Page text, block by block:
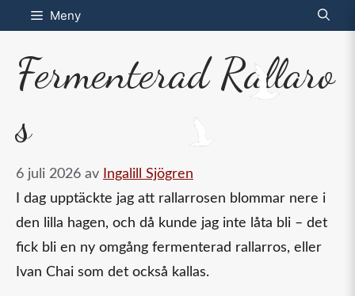
Hoppa
till
innehåll
Meny
Fermenterad Rallaro
s
6 juli 2026 av
Ingalill Sjögren
I dag upptäckte jag att rallarrosen blommar nere i
den lilla hagen, och då kunde jag inte låta bli – det
fick bli en ny omgång fermenterad rallarros, eller
Ivan Chai som det också kallas.